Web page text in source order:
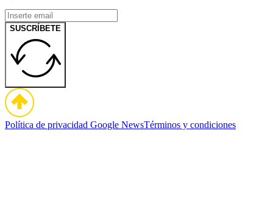
SUSCRÍBETE
Política de privacidad Google NewsTérminos y condiciones